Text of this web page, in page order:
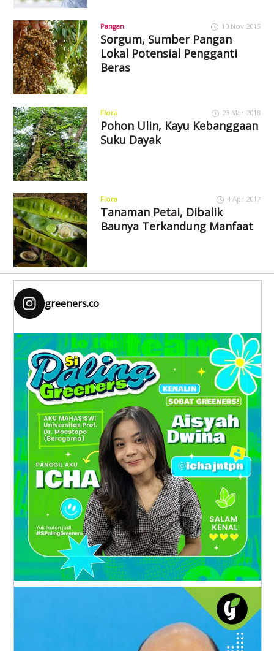
Pangan 10 Nov 2015
Sorgum, Sumber Pangan
Lokal Potensial Pengganti
Beras
Flora 23 Mar 2018
Pohon Ulin, Kayu Kebanggaan
Suku Dayak
Flora 4 Apr 2017
Tanaman Petai, Dibalik
Baunya Terkandung Manfaat
greeners.co